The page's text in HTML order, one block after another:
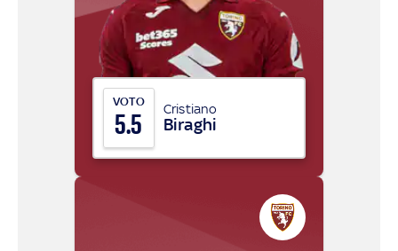
VOTO
5.5 Cristiano
Biraghi